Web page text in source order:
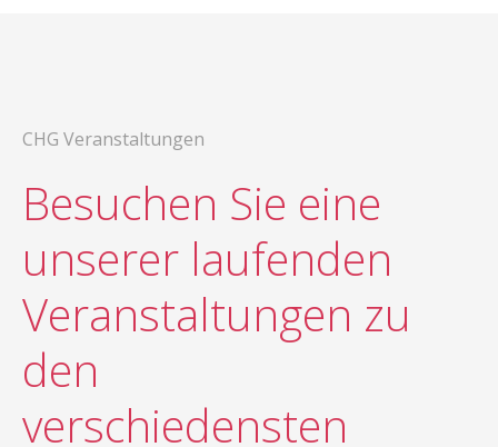
CHG Veranstaltungen
Besuchen Sie eine
unserer laufenden
Veranstaltungen zu
den
verschiedensten